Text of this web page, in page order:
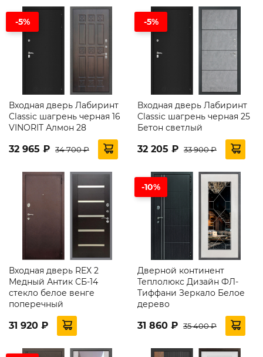
-5%
Входная дверь Лабиринт
Classic шагрень черная 16
VINORIT Алмон 28
32 965 ₽ 34 700 ₽
-5%
Входная дверь Лабиринт
Classic шагрень черная 25
Бетон светлый
32 205 ₽ 33 900 ₽
Входная дверь REX 2
Медный Антик СБ-14
стекло белое венге
поперечный
31 920 ₽
-10%
Дверной континент
Теплолюкс Дизайн ФЛ-
Тиффани Зеркало Белое
дерево
31 860 ₽ 35 400 ₽